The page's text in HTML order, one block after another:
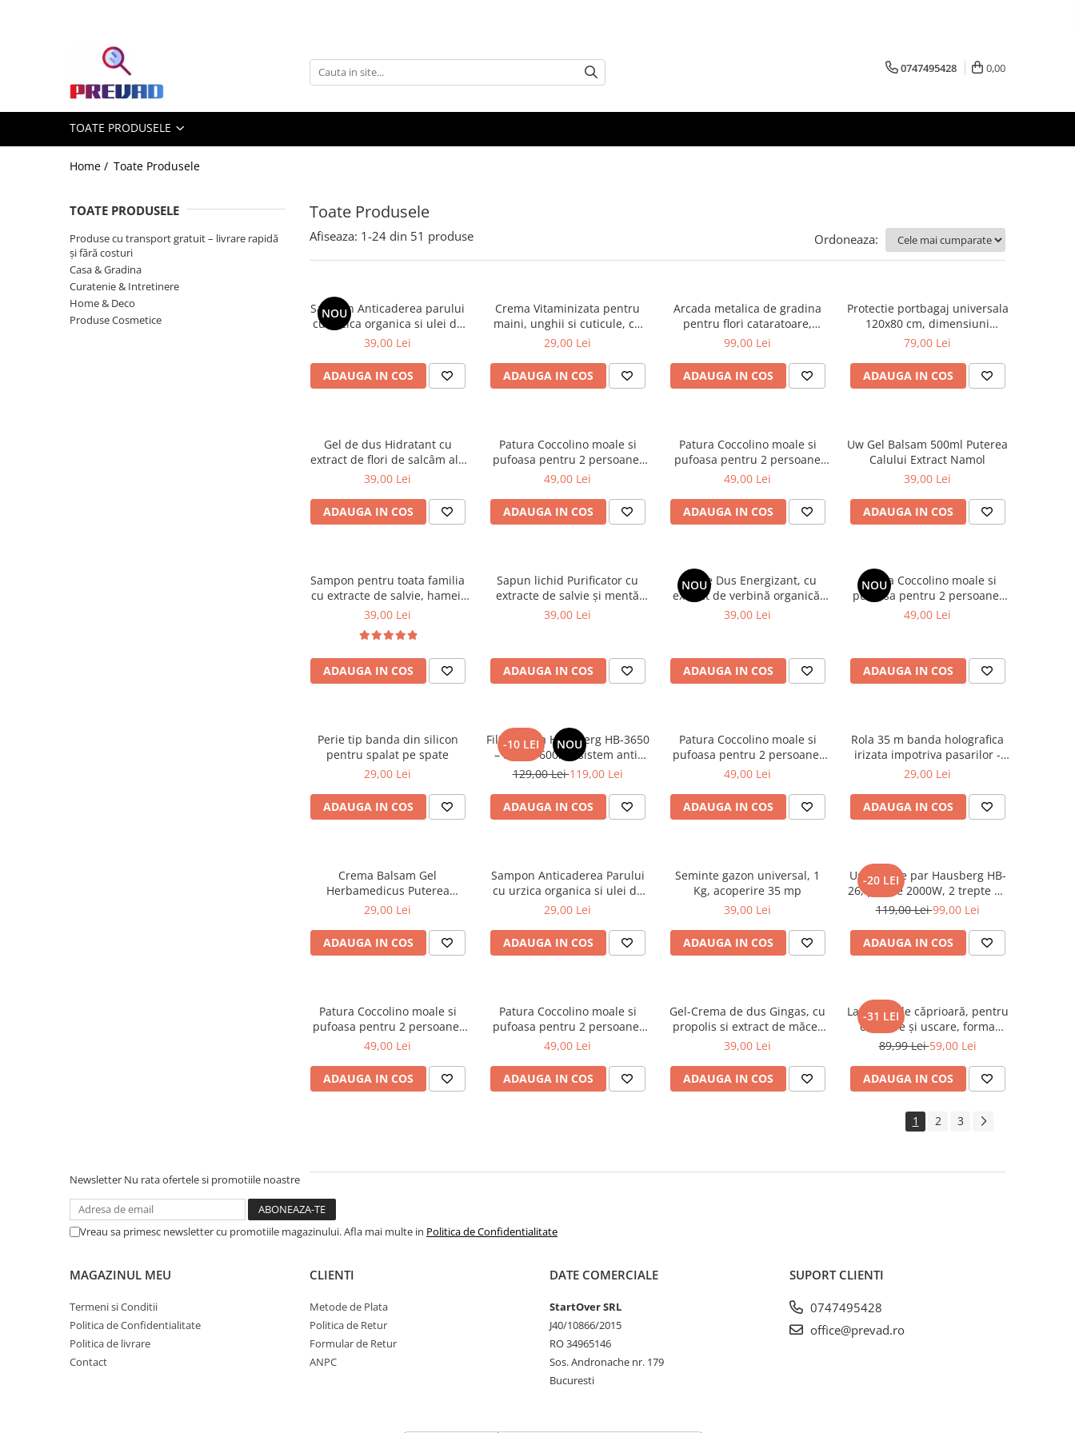
Toate Produsele
Produse cu transport gratuit –
livrare rapidă și fără costuri
Casa & Gradina
Home & Deco
Produse Cosmetice
0747495428 0,00
TOATE PRODUSELE
Home / Toate Produsele
Toate Produsele
TOATE PRODUSELE
Produse cu transport gratuit – livrare rapidă
și fără costuri
Casa & Gradina
Curatenie & Intretinere
Home & Deco
Produse Cosmetice
Afiseaza: 1-24 din 51 produse Ordoneaza:
NOU
Sampon Anticaderea parului
cu urzica organica si ulei de
ricin Cosmeplant, 1000 ml
39,00 Lei
ADAUGA IN COS
Crema Vitaminizata pentru
maini, unghii si cuticule, cu
extracte de fructe de padure
29,00 Lei
ADAUGA IN COS
Arcada metalica de gradina
pentru flori cataratoare,
240x140x38 cm
99,00 Lei
ADAUGA IN COS
Protectie portbagaj universala
120x80 cm, dimensiuni
ajustabile, negru
79,00 Lei
ADAUGA IN COS
Gel de dus Hidratant cu
extract de flori de salcâm alb
organic Cosmeplant, 1000 ml
39,00 Lei
ADAUGA IN COS
Patura Coccolino moale si
pufoasa pentru 2 persoane,
200X230 cm, Verde
49,00 Lei
ADAUGA IN COS
Patura Coccolino moale si
pufoasa pentru 2 persoane
200X230 cm Bej
49,00 Lei
ADAUGA IN COS
Uw Gel Balsam 500ml Puterea
Calului Extract Namol
39,00 Lei
ADAUGA IN COS
Sampon pentru toata familia
cu extracte de salvie, hamei,
nuca, romanita, lavanda,
Cosmeplant, 1000 ml
39,00 Lei
ADAUGA IN COS
Sapun lichid Purificator cu
extracte de salvie și mentă
organice, 1000 ml
39,00 Lei
ADAUGA IN COS
NOU
Gel de Dus Energizant, cu
extract de verbină organică,
1000 ml
39,00 Lei
ADAUGA IN COS
NOU
Patura Coccolino moale si
pufoasa pentru 2 persoane,
200X230 cm, Maro deschis
49,00 Lei
ADAUGA IN COS
Perie tip banda din silicon
pentru spalat pe spate
29,00 Lei
ADAUGA IN COS
-10 LEI NOU
Filtru cafea Hausberg HB-3650
– 800W, 600ml, sistem anti-
picurare, negru
129,00 Lei119,00 Lei
ADAUGA IN COS
Patura Coccolino moale si
pufoasa pentru 2 persoane,
200X230 cm, Grena
49,00 Lei
ADAUGA IN COS
Rola 35 m banda holografica
irizata impotriva pasarilor -
porumbei, grauri, vrabii
29,00 Lei
ADAUGA IN COS
Crema Balsam Gel
Herbamedicus Puterea
Ursului 250ml
29,00 Lei
ADAUGA IN COS
Sampon Anticaderea Parului
cu urzica organica si ulei de
ricin, 400 ml
29,00 Lei
ADAUGA IN COS
Seminte gazon universal, 1
Kg, acoperire 35 mp
39,00 Lei
ADAUGA IN COS
-20 LEI
Uscator de par Hausberg HB-
26, putere 2000W, 2 trepte de
viteza
119,00 Lei99,00 Lei
ADAUGA IN COS
Patura Coccolino moale si
pufoasa pentru 2 persoane,
200X230 cm, Fluturi si Pietre
49,00 Lei
ADAUGA IN COS
Patura Coccolino moale si
pufoasa pentru 2 persoane,
200X230 cm, Valuri Waves
49,00 Lei
ADAUGA IN COS
Gel-Crema de dus Gingas, cu
propolis si extract de măceș
organic, 1000 ml
39,00 Lei
ADAUGA IN COS
-31 LEI
Lavetă piele căprioară, pentru
curăţare şi uscare, forma
neregulată 38*30
89,99 Lei59,00 Lei
ADAUGA IN COS
1 2 3
Newsletter Nu rata ofertele si promotiile noastre
Vreau sa primesc newsletter cu promotiile magazinului. Afla mai multe in Politica de Confidentialitate
MAGAZINUL MEU
Termeni si Conditii
Politica de Confidentialitate
Politica de livrare
Contact
CLIENTI
Metode de Plata
Politica de Retur
Formular de Retur
ANPC
DATE COMERCIALE
StartOver SRL
J40/10866/2015
RO 34965146
Sos. Andronache nr. 179
Bucuresti
SUPORT CLIENTI
0747495428
office@prevad.ro